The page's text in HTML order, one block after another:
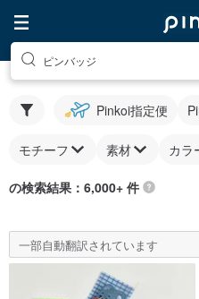
ピンバッジ
Pinkoi指定便
モチーフ 素材 カラ
の検索結果：6,000+ 件
一部自動翻訳されています